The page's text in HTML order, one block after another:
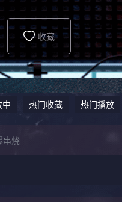
收藏
中 热门收藏 热门播放
串烧